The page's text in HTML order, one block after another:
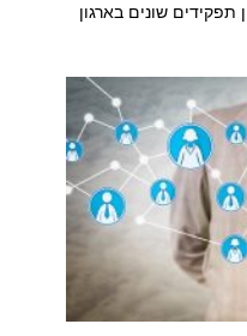
שונים בארגון